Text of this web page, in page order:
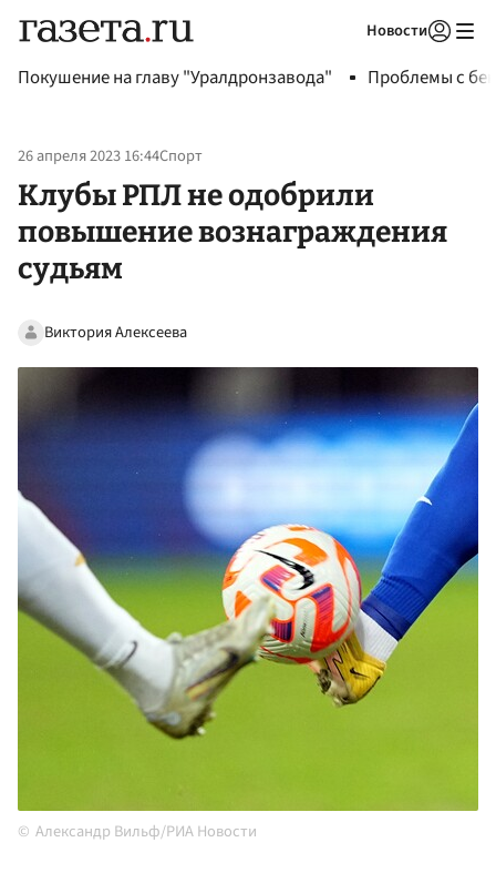
Новости
Покушение на главу "Уралдронзавода" Проблемы с
26 апреля 2023 16:44Спорт
Клубы РПЛ не одобрили
повышение вознаграждения
судьям
Виктория Алексеева
Александр Вильф/РИА Новости